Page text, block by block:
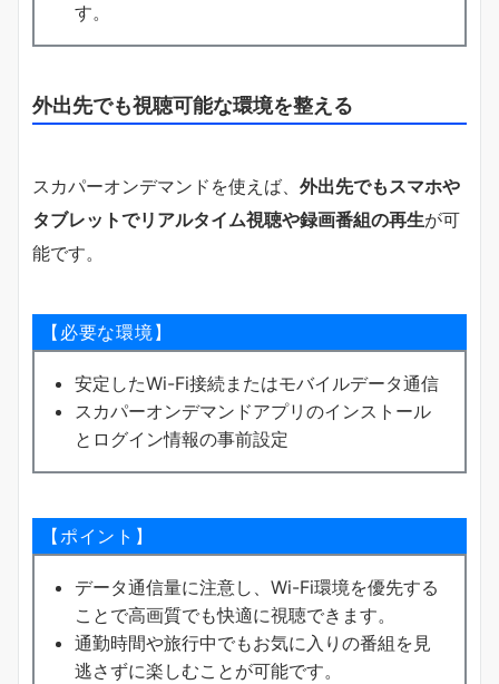
す。
外出先でも視聴可能な環境を整える
スカパーオンデマンドを使えば、 外出先でもスマホや
タブレットでリアルタイム視聴や録画番組の再生が可
能です。
【必要な環境】
安定したWi-Fi接続またはモバイルデータ通信
スカパーオンデマンドアプリのインストール
とログイン情報の事前設定
【ポイント】
データ通信量に注意し、Wi-Fi環境を優先する
ことで高画質でも快適に視聴できます。
通勤時間や旅行中でもお気に入りの番組を見
逃さずに楽しむことが可能です。